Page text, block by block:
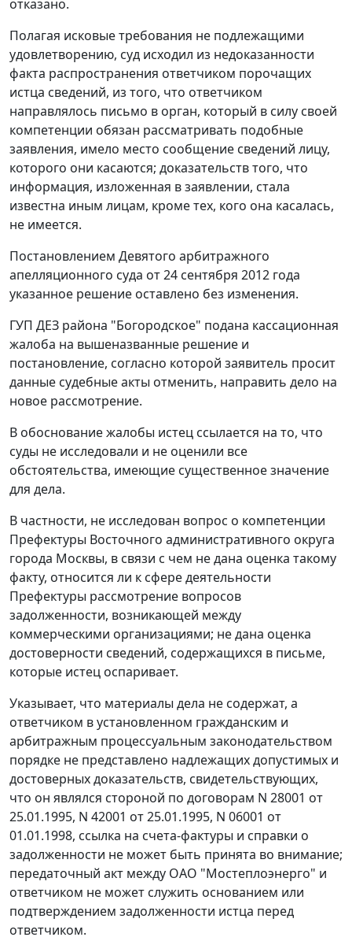
отказано.
Полагая исковые требования не подлежащими
удовлетворению, суд исходил из недоказанности
факта распространения ответчиком порочащих
истца сведений, из того, что ответчиком
направлялось письмо в орган, который в силу своей
компетенции обязан рассматривать подобные
заявления, имело место сообщение сведений лицу,
которого они касаются; доказательств того, что
информация, изложенная в заявлении, стала
известна иным лицам, кроме тех, кого она касалась,
не имеется.
Постановлением Девятого арбитражного
апелляционного суда от 24 сентября 2012 года
указанное решение оставлено без изменения.
ГУП ДЕЗ района "Богородское" подана кассационная
жалоба на вышеназванные решение и
постановление, согласно которой заявитель просит
данные судебные акты отменить, направить дело на
новое рассмотрение.
В обоснование жалобы истец ссылается на то, что
суды не исследовали и не оценили все
обстоятельства, имеющие существенное значение
для дела.
В частности, не исследован вопрос о компетенции
Префектуры Восточного административного округа
города Москвы, в связи с чем не дана оценка такому
факту, относится ли к сфере деятельности
Префектуры рассмотрение вопросов
задолженности, возникающей между
коммерческими организациями; не дана оценка
достоверности сведений, содержащихся в письме,
которые истец оспаривает.
Указывает, что материалы дела не содержат, а
ответчиком в установленном гражданским и
арбитражным процессуальным законодательством
порядке не представлено надлежащих допустимых и
достоверных доказательств, свидетельствующих,
что он являлся стороной по договорам N 28001 от
25.01.1995, N 42001 от 25.01.1995, N 06001 от
01.01.1998, ссылка на счета-фактуры и справки о
задолженности не может быть принята во внимание;
передаточный акт между ОАО "Мостеплоэнерго" и
ответчиком не может служить основанием или
подтверждением задолженности истца перед
ответчиком.